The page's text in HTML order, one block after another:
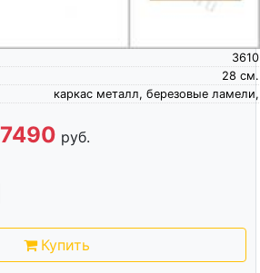
3610
см.
28
каркас металл, березовые ламели,
7490 руб.
Купить